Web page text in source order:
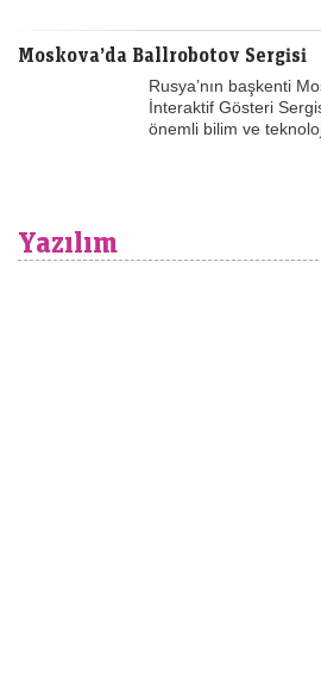
Moskova’da Ballrobotov Sergisi
Rusya’nın başkenti
İnteraktif Gösteri
önemli bilim ve
Yazılım